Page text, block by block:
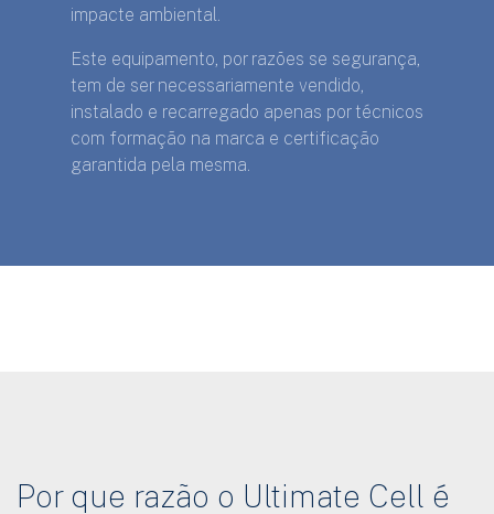
impacte ambiental.
Este equipamento, por razões se segurança,
tem de ser necessariamente vendido,
instalado e recarregado apenas por técnicos
com formação na marca e certificação
garantida pela mesma.
Por que razão o Ultimate Cell é